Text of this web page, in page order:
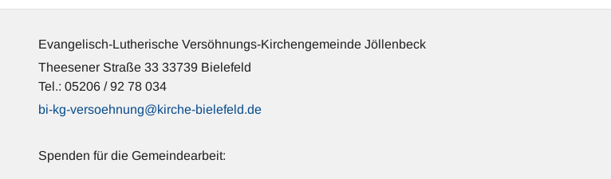
Evangelisch-Lutherische Versöhnungs-Kirchengemeinde Jöllenbeck
Theesener Straße 33 33739 Bielefeld
Tel.: 05206 / 92 78 034
bi-kg-versoehnung@kirche-bielefeld.de
Spenden für die Gemeindearbeit: